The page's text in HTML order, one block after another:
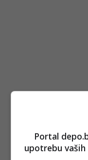
Portal
upotrebu